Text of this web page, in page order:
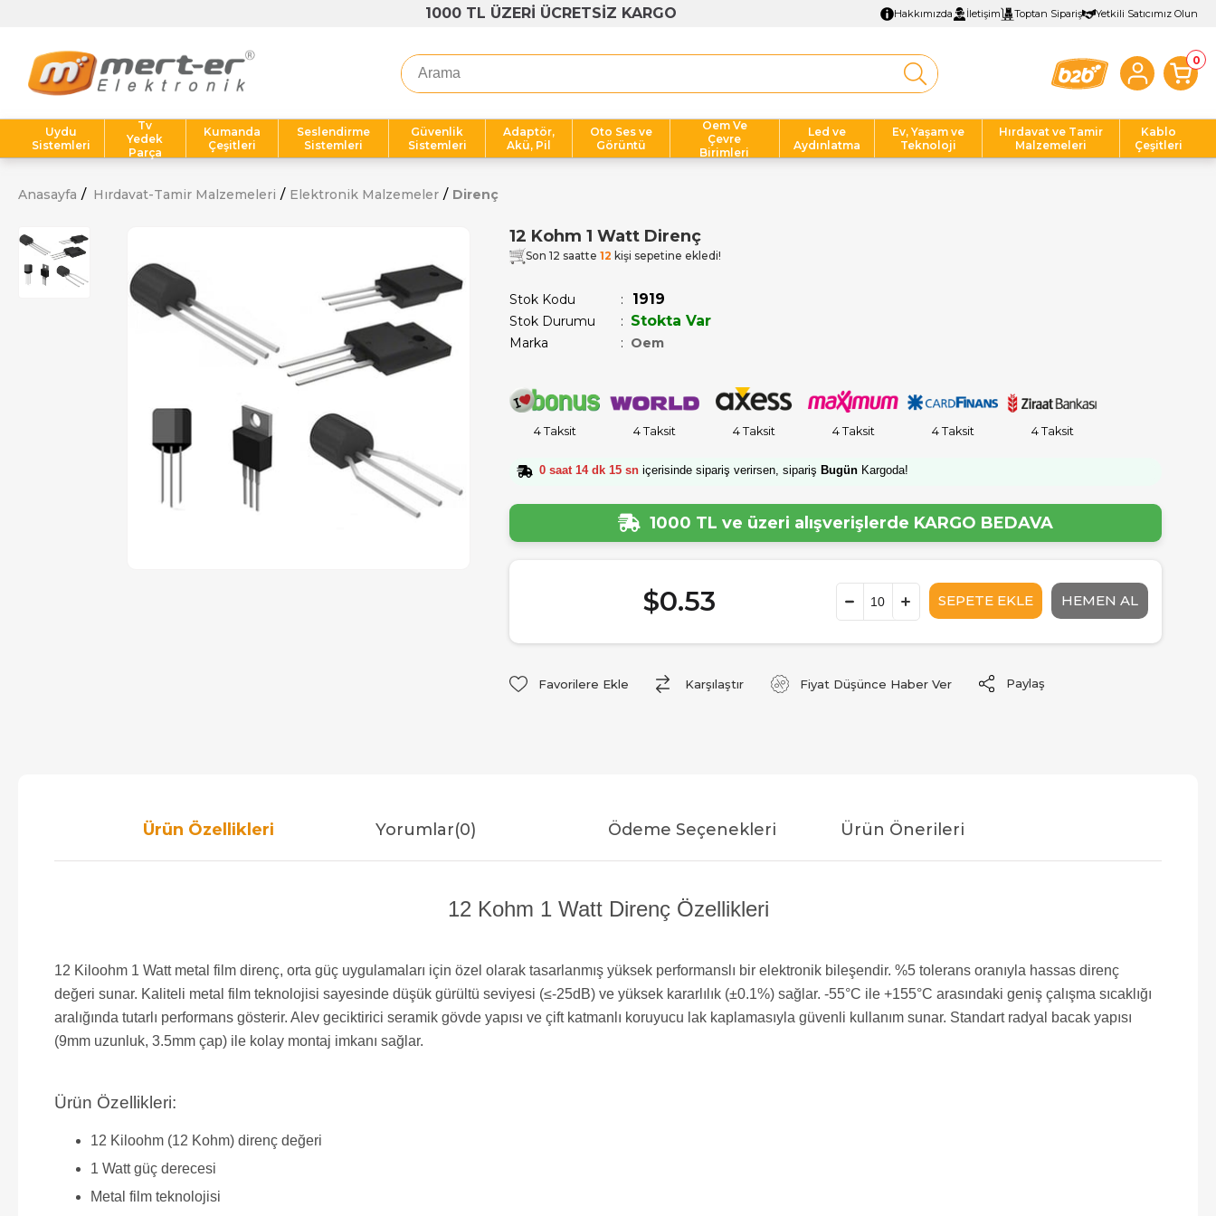
1000 TL ÜZERİ ÜCRETSİZ KARGO Hakkımızda İletişim Toptan Sipariş Yetkili Satıcımız Olun
0
Uydu
Sistemleri
Tv
Yedek
Parça
Kumanda
Çeşitleri
Seslendirme
Sistemleri
Güvenlik
Sistemleri
Adaptör,
Akü, Pil
Oto Ses ve
Görüntü
Oem Ve
Çevre
Birimleri
Led ve
Aydınlatma
Ev, Yaşam ve
Teknoloji
Hırdavat ve Tamir
Malzemeleri
Kablo
Çeşitleri
Anasayfa Hırdavat-Tamir Malzemeleri Elektronik Malzemeler Direnç
12 Kohm 1 Watt Direnç
Son 12 saatte 12 kişi sepetine ekledi!
Stok Kodu 1919
Stok Durumu : Stokta Var
Marka : Oem
4 Taksit 4 Taksit 4 Taksit 4 Taksit 4 Taksit 4 Taksit
0 saat 14 dk 14 sn içerisinde sipariş verirsen, sipariş Bugün Kargoda!
1000 TL ve üzeri alışverişlerde KARGO BEDAVA
$0.53
Favorilere Ekle Karşılaştır Fiyat Düşünce Haber Ver Paylaş
Ürün Özellikleri Yorumlar(0) Ödeme Seçenekleri Ürün Önerileri
12 Kohm 1 Watt Direnç Özellikleri
12 Kiloohm 1 Watt metal film direnç, orta güç uygulamaları için özel olarak tasarlanmış yüksek performanslı bir elektronik bileşendir. %5 tolerans oranıyla hassas direnç
değeri sunar. Kaliteli metal film teknolojisi sayesinde düşük gürültü seviyesi (≤-25dB) ve yüksek kararlılık (±0.1%) sağlar. -55°C ile +155°C arasındaki geniş çalışma sıcaklığı
aralığında tutarlı performans gösterir. Alev geciktirici seramik gövde yapısı ve çift katmanlı koruyucu lak kaplamasıyla güvenli kullanım sunar. Standart radyal bacak yapısı
(9mm uzunluk, 3.5mm çap) ile kolay montaj imkanı sağlar.
Ürün Özellikleri:
12 Kiloohm (12 Kohm) direnç değeri
1 Watt güç derecesi
Metal film teknolojisi